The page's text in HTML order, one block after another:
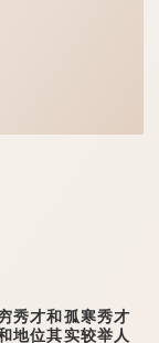
才和孤寒秀才
地位其实较举人